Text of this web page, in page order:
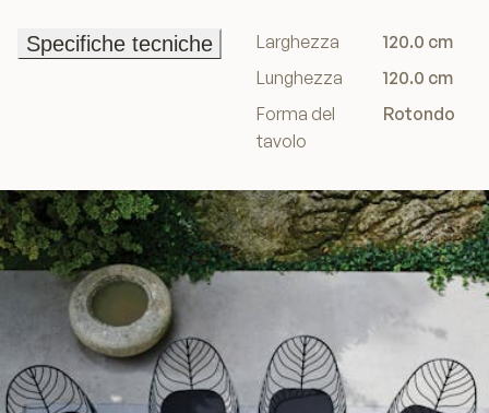
Specifiche tecniche
Larghezza
120.0 cm
Lunghezza
120.0 cm
Forma del
tavolo
Rotondo